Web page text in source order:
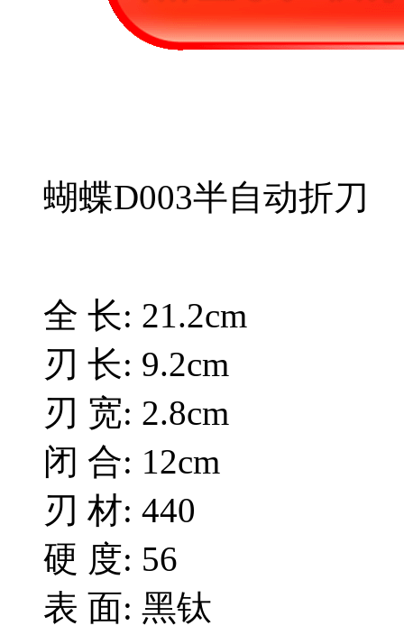
蝴蝶D003半自动折刀
全 长: 21.2cm
刃 长: 9.2cm
刃 宽: 2.8cm
闭 合: 12cm
刃 材: 440
硬 度: 56
表 面: 黑钛